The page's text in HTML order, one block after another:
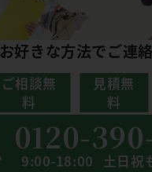
お好きな方法でご連
0120-
9:00-18:00 土日祝
ご相談無
料
見積無
料